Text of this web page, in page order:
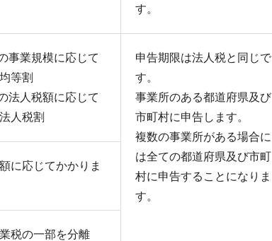
す。
事業規模に応じて
等割
法人税額に応じて
人税割
申告期限は法人税と同じで
す。
事業所のある都道府県及び
市町村に申告します。
複数の事業所がある場合に
は全ての都道府県及び市町
村に申告することになりま
す。
に応じてかかりま
税の一部を分離